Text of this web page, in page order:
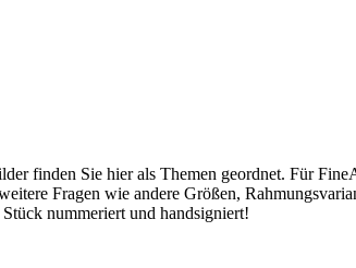
finden Sie hier als Themen geordnet. Für
Fragen wie andere Größen,
nummeriert und handsigniert!